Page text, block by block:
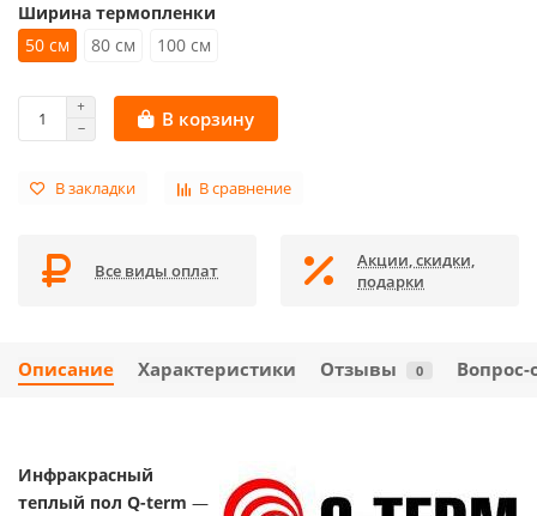
Ширина термопленки
50 см
80 см 100 см
В корзину
В закладки В сравнение
Все виды оплат
Акции, скидки,
подарки
Описание Характеристики Отзывы 0 Вопрос-
Инфракрасный
теплый пол Q-term —